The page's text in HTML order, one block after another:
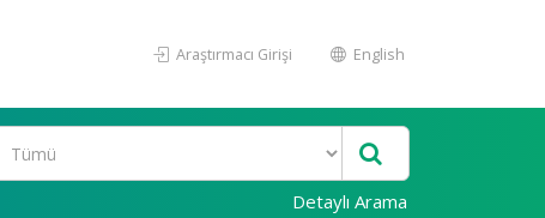
Araştırmacı Girişi English
Detaylı Arama